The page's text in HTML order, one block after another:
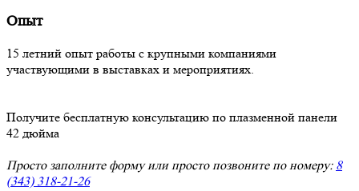
Опыт
15 летний опыт работы с крупными компаниями
участвующими в выставках и мероприятиях.
Получите бесплатную консультацию по плазменной панели
42 дюйма
Просто заполните форму или просто позвоните по номеру: 8
(343) 318-21-26